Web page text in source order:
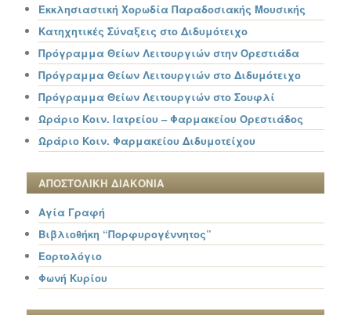
Εκκλησιαστική Χορωδία Παραδοσιακής Μουσικής
Κατηχητικές Σύναξεις στο Διδυμότειχο
Πρόγραμμα Θείων Λειτουργιών στην Ορεστιάδα
Πρόγραμμα Θείων Λειτουργιών στο Διδυμότειχο
Πρόγραμμα Θείων Λειτουργιών στο Σουφλί
Ωράριο Κοιν. Ιατρείου – Φαρμακείου Ορεστιάδος
Ωράριο Κοιν. Φαρμακείου Διδυμοτείχου
ΑΠΟΣΤΟΛΙΚΗ ΔΙΑΚΟΝΙΑ
Αγία Γραφή
Βιβλιοθήκη “Πορφυρογέννητος”
Εορτολόγιο
Φωνή Κυρίου